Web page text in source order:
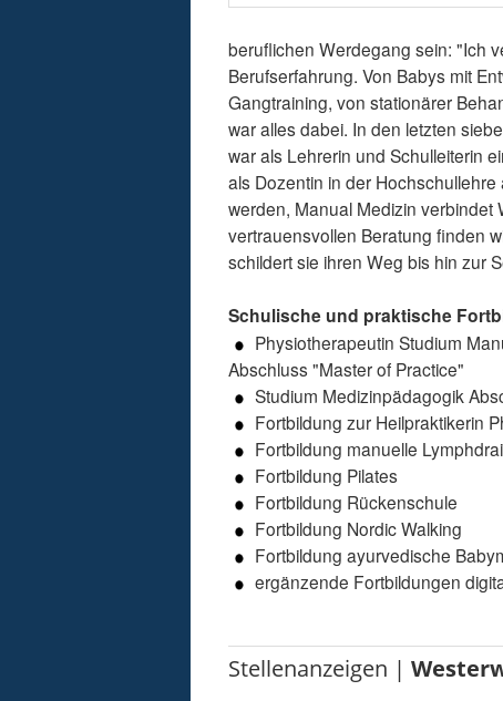
beruflichen Werdegang sein: "Ich
Berufserfahrung. Von Babys mit
Gangtraining, von stationärer
war alles dabei. In den letzten
war als Lehrerin und Schulleiterin
als Dozentin in der
werden, Manual Medizin verbindet
vertrauensvollen Beratung finden
schildert sie ihren Weg bis hin zur
Schulische und praktische
Physiotherapeutin Studium
Abschluss "Master of Practice"
Studium Medizinpädagogik
Fortbildung zur Heilpraktikerin
Fortbildung manuelle
Fortbildung Pilates
Fortbildung Rückenschule
Fortbildung Nordic Walking
Fortbildung ayurvedische
ergänzende Fortbildungen
Stellenanzeigen |